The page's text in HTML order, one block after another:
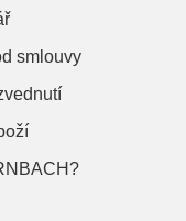
smlouvy